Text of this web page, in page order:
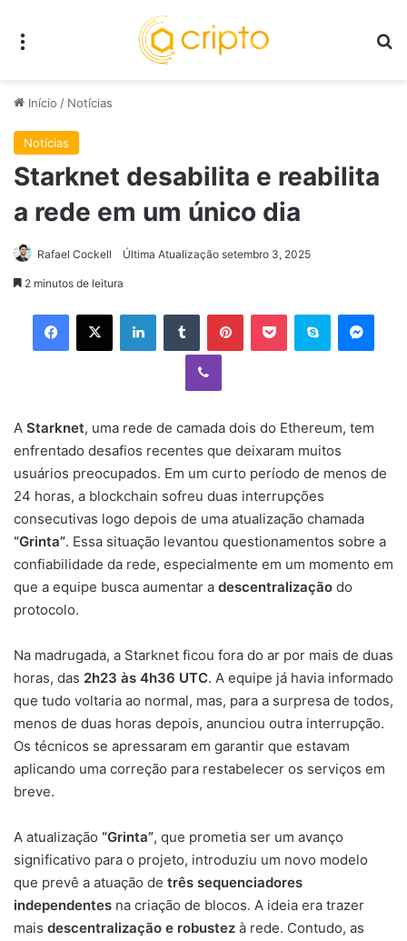
Início / Notícias
Notícias
Starknet desabilita e reabilita
a rede em um único dia
Rafael Cockell Última Atualização setembro 3, 2025
2 minutos de leitura
Facebook
X LinkedinTumblr PinterestPocket Skype
Viber
A Starknet, uma rede de camada dois do Ethereum, tem
enfrentado desafios recentes que deixaram muitos
usuários preocupados. Em um curto período de menos de
24 horas, a blockchain sofreu duas interrupções
consecutivas logo depois de uma atualização chamada
“Grinta”. Essa situação levantou questionamentos sobre a
confiabilidade da rede, especialmente em um momento em
que a equipe busca aumentar a descentralização do
protocolo.
Na madrugada, a Starknet ficou fora do ar por mais de duas
horas, das 2h23 às 4h36 UTC. A equipe já havia informado
que tudo voltaria ao normal, mas, para a surpresa de todos,
menos de duas horas depois, anunciou outra interrupção.
Os técnicos se apressaram em garantir que estavam
aplicando uma correção para restabelecer os serviços em
breve.
A atualização “Grinta”, que prometia ser um avanço
significativo para o projeto, introduziu um novo modelo
que prevê a atuação de três sequenciadores
independentes na criação de blocos. A ideia era trazer
mais descentralização e robustez à rede. Contudo, as